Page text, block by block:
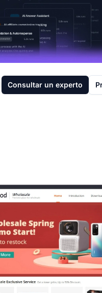
Consultar un experto